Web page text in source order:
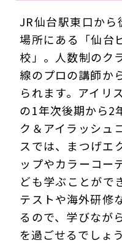
JR仙台駅東口か
場所にある「仙台
校」。人数制のク
線のプロの講師か
られます。アイリ
の1年次後期から2
ク＆アイラッシュ
スでは、まつげエ
ップやカラーコー
ども学ぶことがで
テストや海外研修
るので、学びなが
を過ごせるでしょう